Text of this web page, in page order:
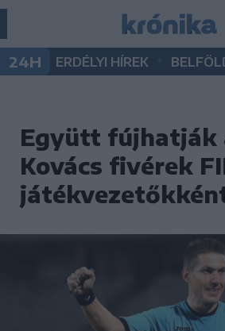
24H ERDÉLYI HÍREK
Együtt fújhatják
Kovács fivérek